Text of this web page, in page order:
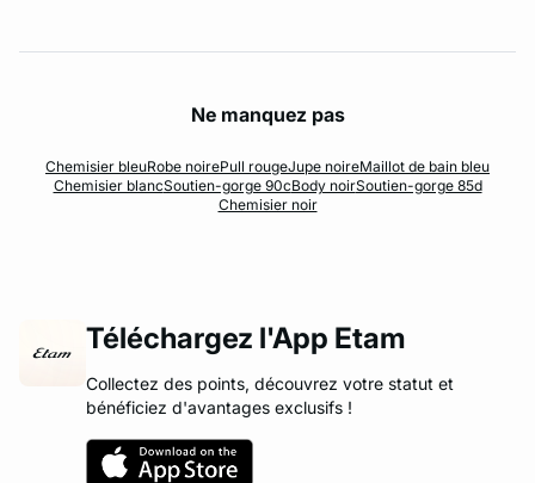
Ne manquez pas
Chemisier bleuRobe noirePull rougeJupe noireMaillot de bain bleu
Chemisier blancSoutien-gorge 90cBody noirSoutien-gorge 85d
Chemisier noir
Téléchargez l'App Etam
Collectez des points, découvrez votre statut et
bénéficiez d'avantages exclusifs !